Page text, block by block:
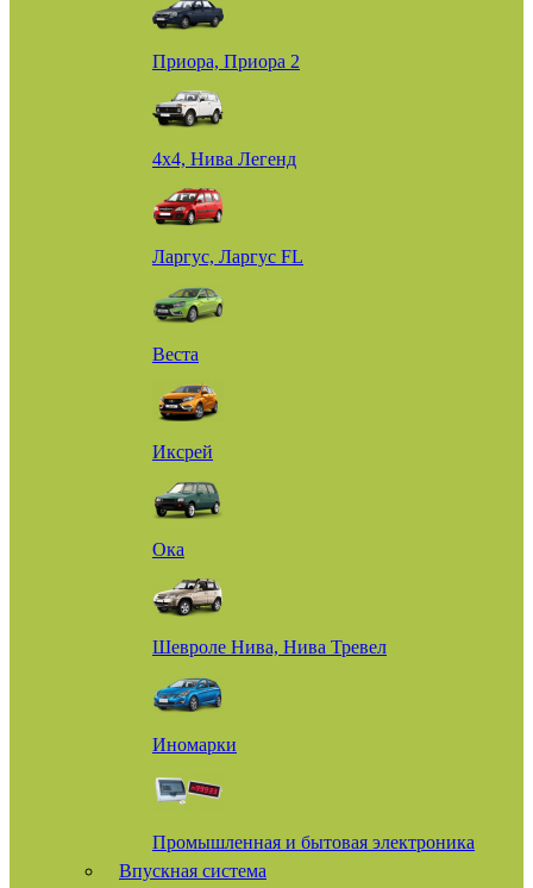
Приора, Приора 2
4х4, Нива Легенд
Ларгус, Ларгус FL
Веста
Иксрей
Ока
Шевроле Нива, Нива Тревел
Иномарки
Промышленная и бытовая электроника
Впускная система